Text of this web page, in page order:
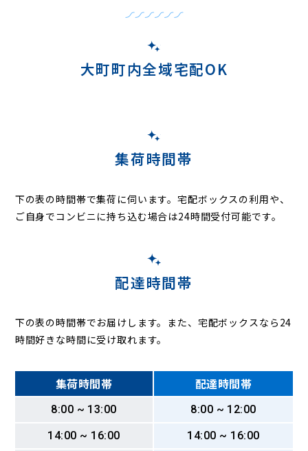
大町町内全域宅配OK
集荷時間帯
下の表の時間帯で集荷に伺います。宅配ボックスの利用や、
ご自身でコンビニに持ち込む場合は24時間受付可能です。
配達時間帯
下の表の時間帯でお届けします。また、宅配ボックスなら24
時間好きな時間に受け取れます。
集荷時間帯 配達時間帯
8:00 ~ 13:00
8:00 ~ 12:00
14:00 ~ 16:00
14:00 ~ 16:00